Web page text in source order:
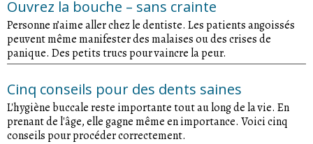
Ouvrez la bouche – sans crainte
Personne n’aime aller chez le dentiste. Les patients angoissés
peuvent même manifester des malaises ou des crises de
panique. Des petits trucs pour vaincre la peur.
Cinq conseils pour des dents saines
L'hygiène buccale reste importante tout au long de la vie. En
prenant de l'âge, elle gagne même en importance. Voici cinq
conseils pour procéder correctement.